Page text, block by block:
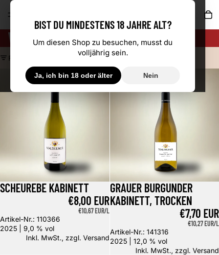
WEISSWEIN
FILTERN
Scheurebe Kabinett
SCHEUREBE KABINETT
€8,00 EUR
GRUNDPREIS
€10,67 EUR/L
Artikel-Nr.: 110366
2025 | 9,0 % vol
Inkl. MwSt., zzgl. Versand
Grauer Burgunder Kabinett,
GRAUER BURGUNDER
KABINETT, TROCKEN
€7,70 EUR
GRUNDPREIS
€10,27 EUR/L
Artikel-Nr.: 141316
2025 | 12,0 % vol
Inkl. MwSt., zzgl. Versand
BIST DU MINDESTENS 18 JAHRE ALT?
Um diesen Shop zu besuchen, musst du
volljährig sein.
Ja, ich bin 18 oder älter Nein